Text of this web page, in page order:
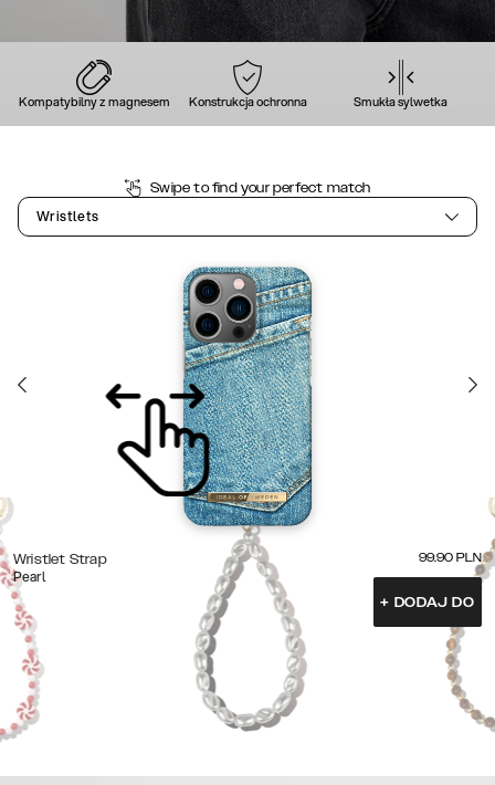
Kompatybilny z magnesem Konstrukcja ochronna Smukła sylwetka
Swipe to find your perfect match
Wristlets
Wristlet Strap
Pearl
99.90 PLN
+ DODAJ DO